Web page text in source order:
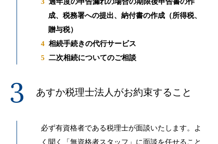
成、税務署への提出、納付書の作成（所得税、
贈与税）
相続手続きの代行サービス
二次相続についてのご相談
あすか税理士法人がお約束すること
必ず有資格者である税理士が面談いたします。よ
く聞く「無資格者スタッフ」に面談を任せること